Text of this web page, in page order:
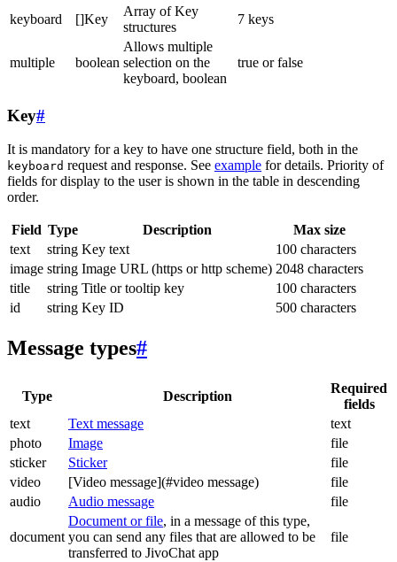
keyboard []Key
Array of Key
structures
7 keys
multiple boolean
Allows multiple
selection on the
keyboard, boolean
true or false
Key#
It is mandatory for a key to have one structure field, both in the
keyboard request and response. See example for details. Priority of
fields for display to the user is shown in the table in descending
order.
Field Type Description
Max size
text
string Key text
100 characters
image string Image URL (https or http scheme) 2048 characters
title
string Title or tooltip key
100 characters
id
string Key ID 500 characters
Message types#
Type Description
Required
fields
text
Text message
text
photo
Image
file
sticker
Sticker
file
video
[Video message](#video message)
file
audio
Audio message file
document
Document or file, in a message of this type,
you can send any files that are allowed to be
transferred to JivoChat app
file